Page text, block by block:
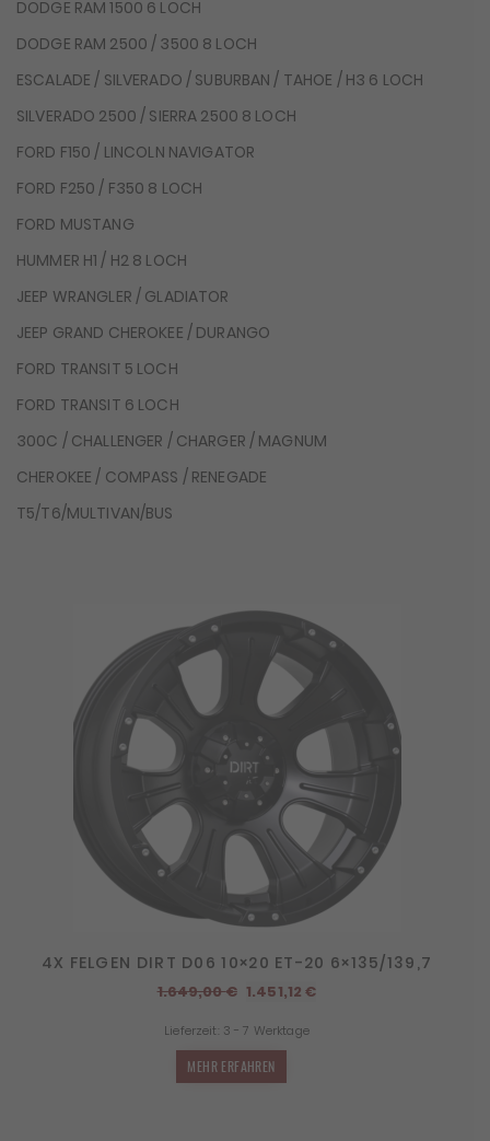
DODGE RAM 1500 6 LOCH
DODGE RAM 2500 / 3500 8 LOCH
ESCALADE / SILVERADO / SUBURBAN / TAHOE / H3 6 LOCH
SILVERADO 2500 / SIERRA 2500 8 LOCH
FORD F150 / LINCOLN NAVIGATOR
FORD F250 / F350 8 LOCH
FORD MUSTANG
HUMMER H1 / H2 8 LOCH
JEEP WRANGLER / GLADIATOR
JEEP GRAND CHEROKEE / DURANGO
FORD TRANSIT 5 LOCH
FORD TRANSIT 6 LOCH
300C / CHALLENGER / CHARGER / MAGNUM
CHEROKEE / COMPASS / RENEGADE
T5/T6/MULTIVAN/BUS
4X FELGEN DIRT D06 10×20 ET-20 6×135/139,7
1.649,00€ Ursprünglicher
war:
1.649,00 €
1.451,12€Aktueller
Lieferzeit: 3 - 7 Werktage
MEHR ERFAHREN